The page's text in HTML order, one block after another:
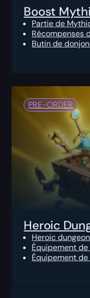
Boost
Partie de
Récompenses
Butin de
PRE-ORDER
Heroic
Heroic
Équipement
Équipement